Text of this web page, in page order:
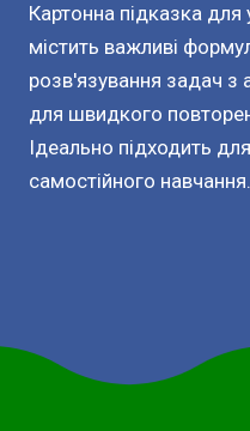
Картонна підказка для
містить важливі
розв'язування задач з
для швидкого
Ідеально підходить
самостійного навчання.